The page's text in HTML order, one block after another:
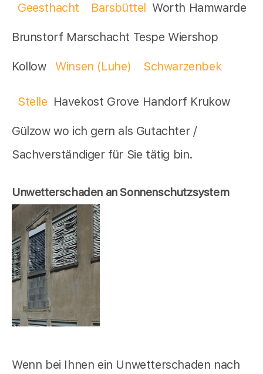
Geesthacht Barsbüttel Worth Hamwarde
Brunstorf Marschacht Tespe Wiershop
Kollow Winsen (Luhe) Schwarzenbek
Stelle Havekost Grove Handorf Krukow
Gülzow wo ich gern als Gutachter /
Sachverständiger für Sie tätig bin.
Unwetterschaden an Sonnenschutzsystem
Wenn bei Ihnen ein Unwetterschaden nach